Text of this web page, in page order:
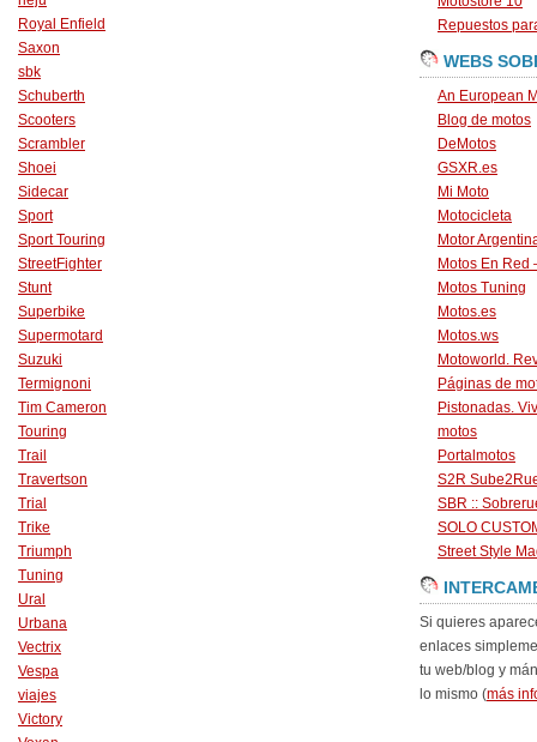
Royal Enfield
Saxon
sbk
Schuberth
Scooters
Scrambler
Shoei
Sidecar
Sport
Sport Touring
StreetFighter
Stunt
Superbike
Supermotard
Suzuki
Termignoni
Tim Cameron
Touring
Trail
Travertson
Trial
Trike
Triumph
Tuning
Ural
Urbana
Vectrix
Vespa
viajes
Victory
Repuestos
WEBS
An European
Blog de motos
DeMotos
GSXR.es
Mi Moto
Motocicleta
Motor
Motos En Red
Motos Tuning
Motos.es
Motos.ws
Motoworld.
Páginas de
Pistonadas.
motos
Portalmotos
S2R
SBR ::
SOLO
Street Style
Si quieres
enlaces
tu web/blog y
lo mismo (más